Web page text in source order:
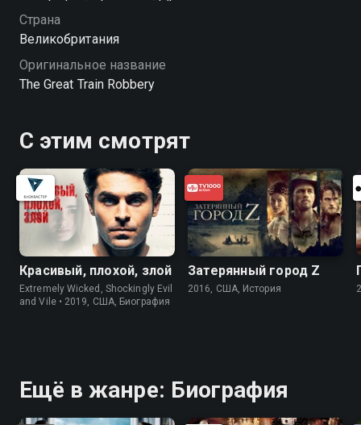
бесплатно в хорошем HD качестве на Смотрёшке
Страна
Великобритания
Оригинальное название
The Great Train Robbery
С этим смотрят
Красивый, плохой, злой
Extremely Wicked, Shockingly Evil
and Vile • 2019, США, Биография
Затерянный город Z
2016, США, История
Ещё в жанре: Биография